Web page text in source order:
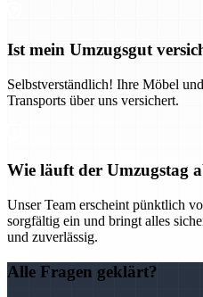
Ist mein Umzugsgut
Selbstverständlich! Ihre Möbel
Transports über uns versichert.
Wie läuft der Umzugstag
Unser Team erscheint pünktlich
sorgfältig ein und bringt alles
und zuverlässig.
Alle Fragen geklärt?